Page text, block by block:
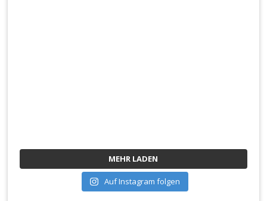
MEHR LADEN
Auf Instagram folgen